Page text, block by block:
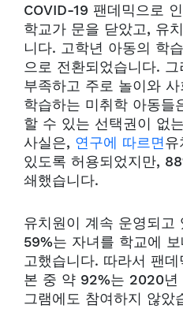
COVID-19 팬데믹으로
학교가 문을 닫았고, 유
니다. 고학년 아동의 학
으로 전환되었습니다.
부족하고 주로 놀이와
학습하는 미취학 아동들
할 수 있는 선택권이 없
사실은, 연구에 따르면
있도록 허용되었지만,
쇄했습니다.
유치원이 계속 운영되고
59%는 자녀를 학교에
고했습니다. 따라서 팬
본 중 약 92%는 2020년
그램에도 참여하지 않았